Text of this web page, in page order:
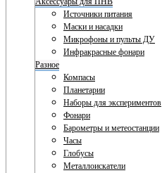
Источники питания
Маски и насадки
Микрофоны и пульты ДУ
Инфракрасные фонари
Разное
Компасы
Планетарии
Наборы для экспериментов
Фонари
Барометры и метеостанции
Часы
Глобусы
Металлоискатели